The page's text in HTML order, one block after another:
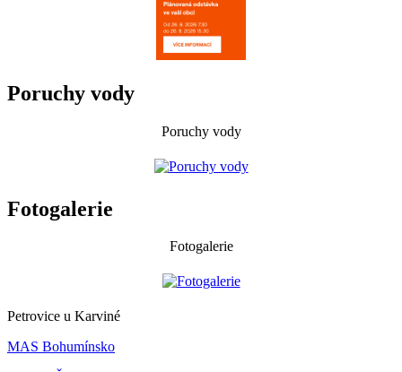
Poruchy vody
Poruchy vody
Fotogalerie
Fotogalerie
Petrovice u Karviné
MAS Bohumínsko